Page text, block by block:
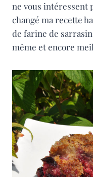
ne vous intéressent
changé ma recette
de farine de
même et encore